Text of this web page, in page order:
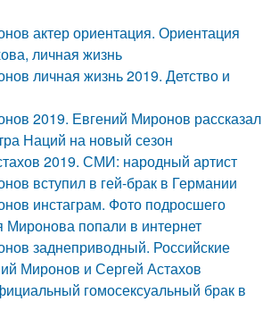
актер ориентация. Ориентация
личная жизнь
личная жизнь 2019. Детство и
2019. Евгений Миронов рассказал
Наций на новый сезон
2019. СМИ: народный артист
вступил в гей-брак в Германии
инстаграм. Фото подросшего
Миронова попали в интернет
заднеприводный. Российские
Миронов и Сергей Астахов
гомосексуальный брак в